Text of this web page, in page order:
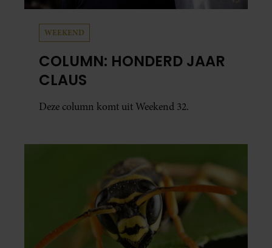
WEEKEND
COLUMN: HONDERD JAAR
CLAUS
Deze column komt uit Weekend 32.